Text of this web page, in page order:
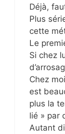
Déjà,
Plus
cette
Le
Si chez
Chez
est
plus la
lié » par
Autant